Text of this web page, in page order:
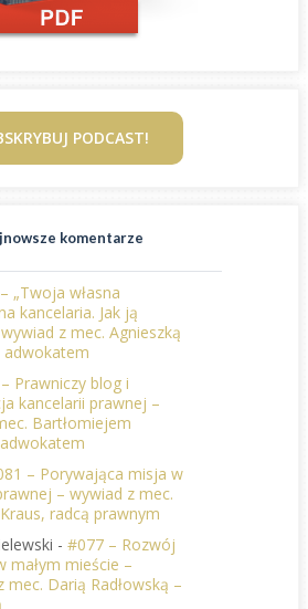
PODCAST!
komentarze
„Twoja własna
kancelaria. Jak ją
wywiad z mec. Agnieszką
adwokatem
Prawniczy blog i
kancelarii prawnej –
Bartłomiejem
– Porywająca misja w
– wywiad z mec.
radcą prawnym
- #077 – Rozwój
małym mieście –
Darią Radłowską –